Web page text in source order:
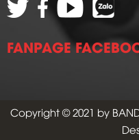
FANPAGE
Copyright © 2021 by